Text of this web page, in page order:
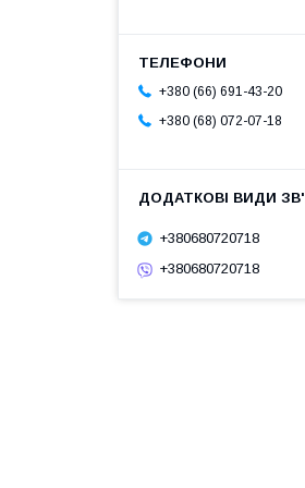
+380 (66) 691-43-20
+380 (68) 072-07-18
+380680720718
+380680720718